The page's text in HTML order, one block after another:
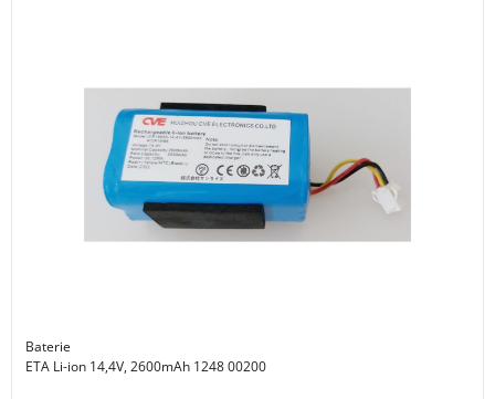
Baterie
ETA Li-ion 14,4V, 2600mAh 1248 00200